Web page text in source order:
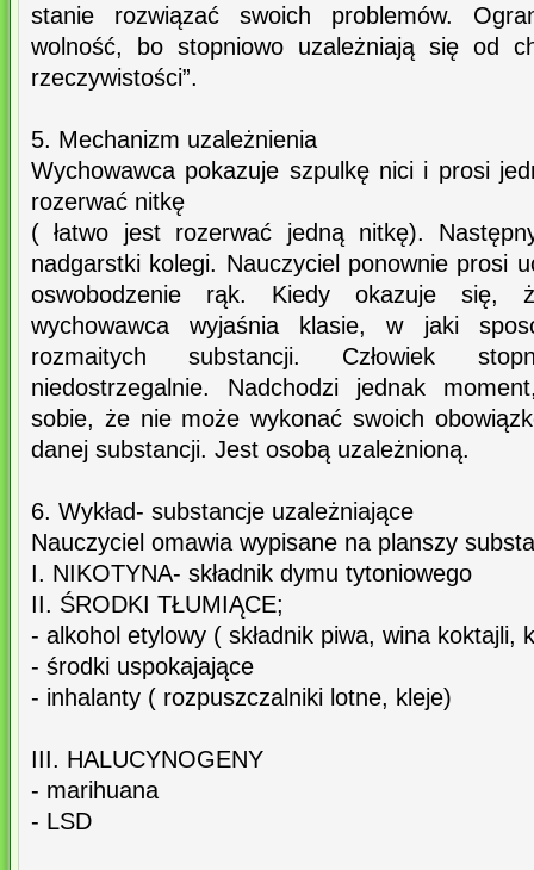
stanie rozwiązać swoich problemów.
wolność, bo stopniowo uzależniają się od
rzeczywistości”.
5. Mechanizm uzależnienia
Wychowawca pokazuje szpulkę nici i prosi
rozerwać nitkę
( łatwo jest rozerwać jedną nitkę).
nadgarstki kolegi. Nauczyciel ponownie prosi
oswobodzenie rąk. Kiedy okazuje się,
wychowawca wyjaśnia klasie, w jaki
rozmaitych substancji. Człowiek
niedostrzegalnie. Nadchodzi jednak
sobie, że nie może wykonać swoich
danej substancji. Jest osobą uzależnioną.
6. Wykład- substancje uzależniające
Nauczyciel omawia wypisane na planszy
I. NIKOTYNA- składnik dymu tytoniowego
II. ŚRODKI TŁUMIĄCE;
- alkohol etylowy ( składnik piwa, wina koktajli,
- środki uspokajające
- inhalanty ( rozpuszczalniki lotne, kleje)
III. HALUCYNOGENY
- marihuana
- LSD